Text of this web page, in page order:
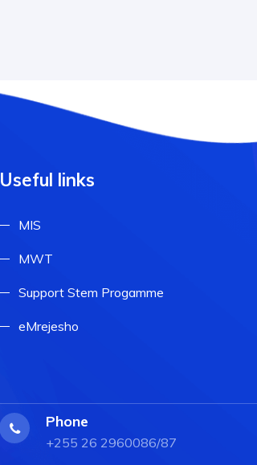
Useful links
MIS
MWT
Support Stem Progamme
eMrejesho
Phone
+255 26 2960086/87